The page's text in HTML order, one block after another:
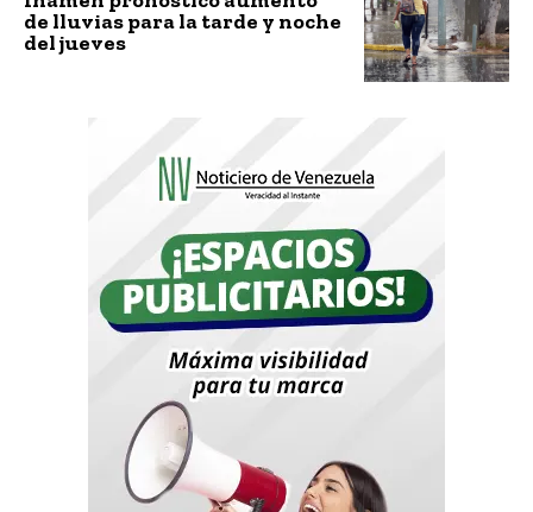
de lluvias para la tarde y noche
del jueves